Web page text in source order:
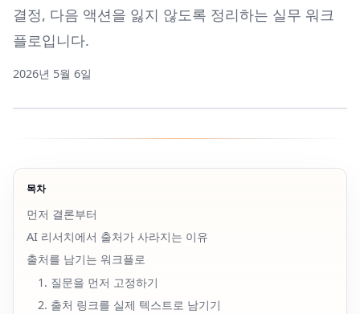
확장 프로그램
결정, 다음 액션을 잃지 않도록 정리하는 실무 워크
플로입니다.
2026년 5월 6일
목차
먼저 결론부터
AI 리서치에서 출처가 사라지는 이유
출처를 남기는 워크플로
1. 질문을 먼저 고정하기
2. 출처 링크를 실제 텍스트로 남기기